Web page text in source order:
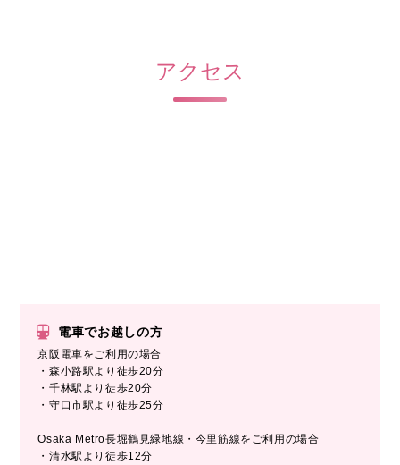
アクセス
電車でお越しの方
京阪電車をご利用の場合
・森小路駅より徒歩20分
・千林駅より徒歩20分
・守口市駅より徒歩25分
Osaka Metro長堀鶴見緑地線・今里筋線をご利用の場合
・清水駅より徒歩12分